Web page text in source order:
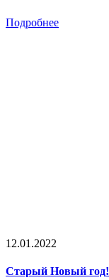
Подробнее
12.01.2022
Старый Новый год!